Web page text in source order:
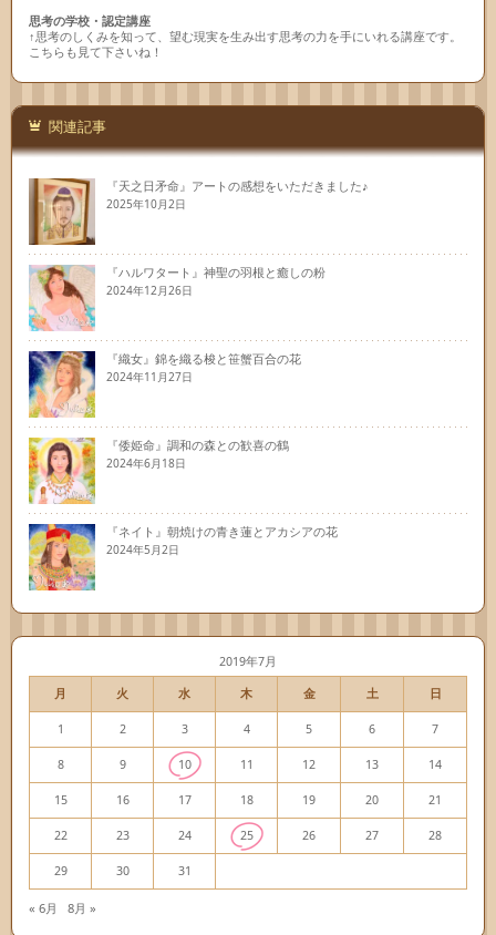
思考の学校・認定講座
↑思考のしくみを知って、望む現実を生み出す思考の力を手にいれる講座です。
こちらも見て下さいね！
関連記事
『天之日矛命』アートの感想をいただきました♪
2025年10月2日
『ハルワタート』神聖の羽根と癒しの粉
2024年12月26日
『織女』錦を織る梭と笹蟹百合の花
2024年11月27日
『倭姫命』調和の森との歓喜の鶴
2024年6月18日
『ネイト』朝焼けの青き蓮とアカシアの花
2024年5月2日
2019年7月
月 火 水 木 金 土 日
1 2 3 4 5 6 7
8 9 10 11 12 13 14
15 16 17 18 19 20 21
22 23 24 25 26 27 28
29 30 31
« 6月 8月 »